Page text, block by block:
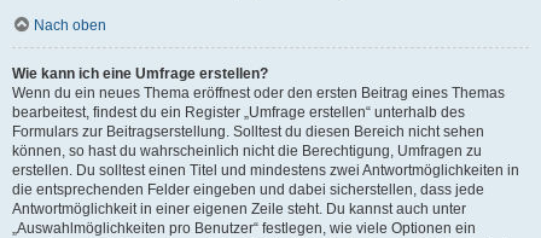
Nach oben
Wie kann ich eine Umfrage erstellen?
Wenn du ein neues Thema eröffnest oder den ersten Beitrag eines Themas
bearbeitest, findest du ein Register „Umfrage erstellen“ unterhalb des
Formulars zur Beitragserstellung. Solltest du diesen Bereich nicht sehen
können, so hast du wahrscheinlich nicht die Berechtigung, Umfragen zu
erstellen. Du solltest einen Titel und mindestens zwei Antwortmöglichkeiten in
die entsprechenden Felder eingeben und dabei sicherstellen, dass jede
Antwortmöglichkeit in einer eigenen Zeile steht. Du kannst auch unter
„Auswahlmöglichkeiten pro Benutzer“ festlegen, wie viele Optionen ein